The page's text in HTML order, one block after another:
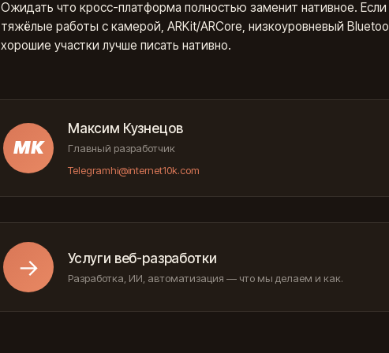
Ожидать что кросс-платформа полностью заменит нативное. Если
тяжёлые работы с камерой, ARKit/ARCore, низкоуровневый
хорошие участки лучше писать нативно.
МК
Максим Кузнецов
Главный разработчик
Telegramhi@internet10k.com
→ Услуги веб-разработки
Разработка, ИИ, автоматизация — что мы делаем и как.